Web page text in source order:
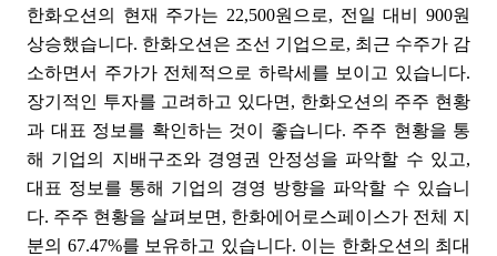
한화오션의 현재 주가는 22,500원으로, 전일 대비 900원
상승했습니다. 한화오션은 조선 기업으로, 최근 수주가 감
소하면서 주가가 전체적으로 하락세를 보이고 있습니다.
장기적인 투자를 고려하고 있다면, 한화오션의 주주 현황
과 대표 정보를 확인하는 것이 좋습니다. 주주 현황을 통
해 기업의 지배구조와 경영권 안정성을 파악할 수 있고,
대표 정보를 통해 기업의 경영 방향을 파악할 수 있습니
다. 주주 현황을 살펴보면, 한화에어로스페이스가 전체 지
분의 67.47%를 보유하고 있습니다. 이는 한화오션의 최대